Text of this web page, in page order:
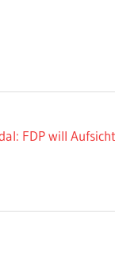
FDP will